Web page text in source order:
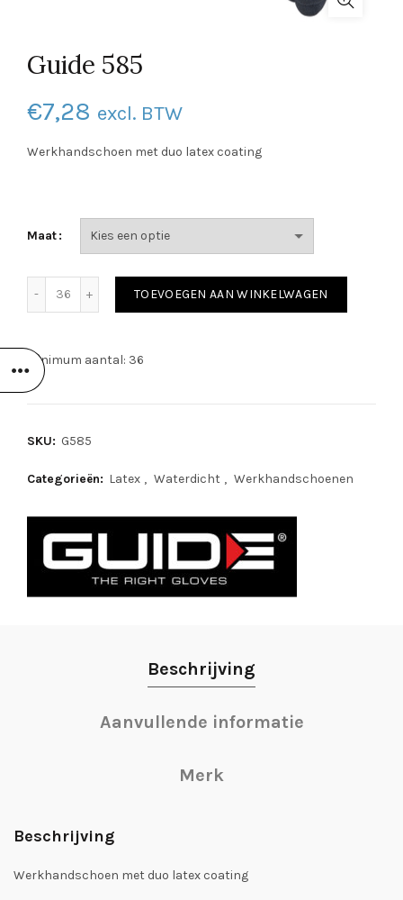
Guide 585
€7,28 excl. BTW
Werkhandschoen met duo latex coating
Maat
TOEVOEGEN AAN WINKELWAGEN
Minimum aantal: 36
SKU: G585
Categorieën: Latex , Waterdicht , Werkhandschoenen
Beschrijving
Aanvullende informatie
Merk
Beschrijving
Werkhandschoen met duo latex coating